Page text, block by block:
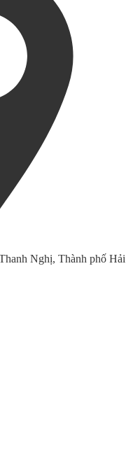
Nghị, Thành phố Hải